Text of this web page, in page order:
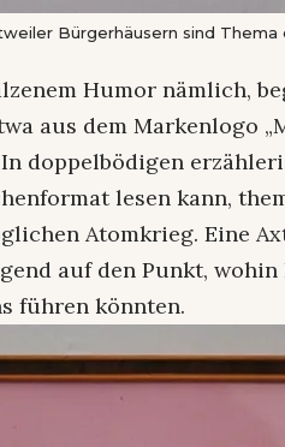
Bürgerhäusern sind
Humor nämlich,
aus dem Markenlogo
In doppelbödigen
lesen kann,
Atomkrieg. Eine
auf den Punkt,
führen könnten.